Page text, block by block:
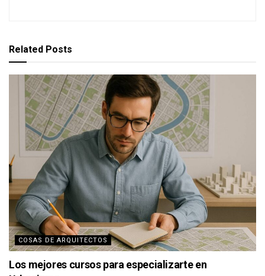
Related Posts
COSAS DE ARQUITECTOS
Los mejores cursos para especializarte en